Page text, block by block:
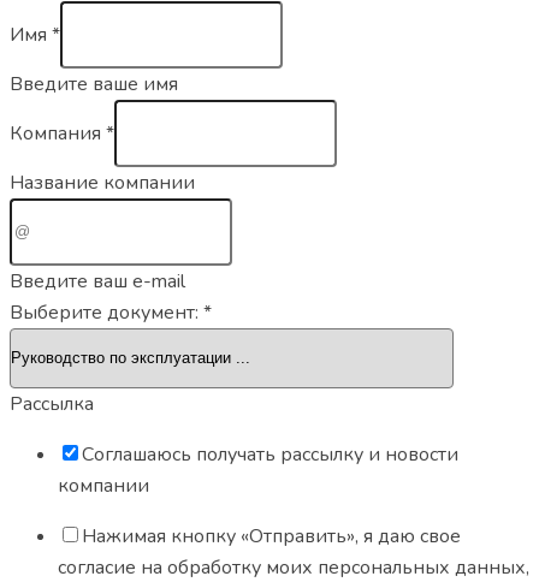
Имя *
Введите ваше имя
Компания *
Название компании
Введите ваш e-mail
Выберите документ: *
Рассылка
Соглашаюсь получать рассылку и новости
компании
Нажимая кнопку «Отправить», я даю свое
согласие на обработку моих персональных данных,